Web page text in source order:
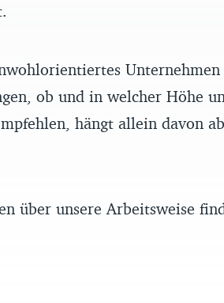
ob und in welcher Höhe
hängt allein davon
über unsere Arbeitsweise